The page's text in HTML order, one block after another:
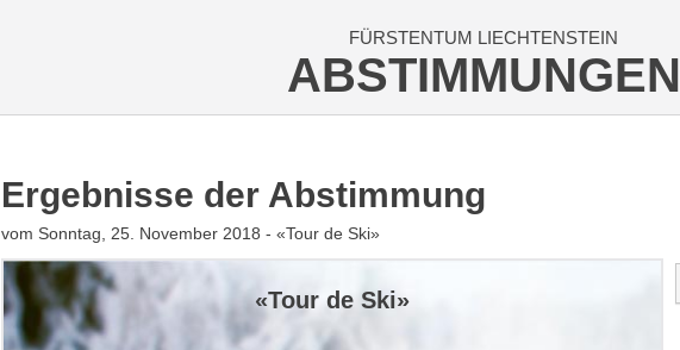
FÜRSTENTUM LIECHTENSTEIN
ABSTIMMUNGEN
Ergebnisse der Abstimmung
vom Sonntag, 25. November 2018 - «Tour de Ski»
«Tour de Ski»